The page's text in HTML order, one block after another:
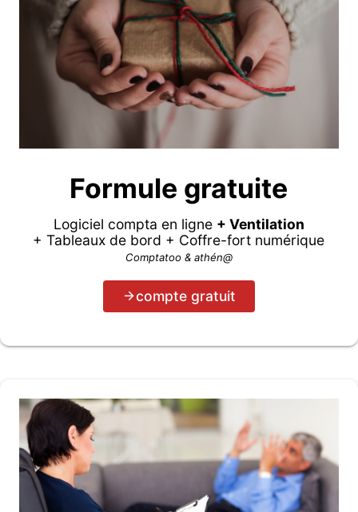
Formule gratuite
Logiciel compta en ligne + Ventilation
+ Tableaux de bord + Coffre-fort numérique
Comptatoo & athén@
compte gratuit